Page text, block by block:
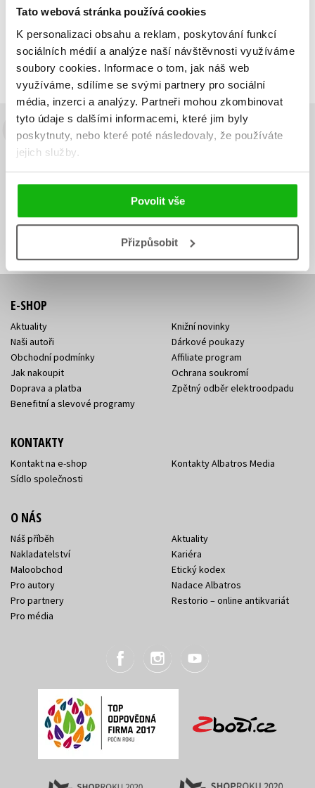
Tato webová stránka používá cookies
K personalizaci obsahu a reklam, poskytování funkcí
sociálních médií a analýze naší návštěvnosti využíváme
soubory cookies. Informace o tom, jak náš web
využíváme, sdílíme se svými partnery pro sociální
média, inzerci a analýzy. Partneři mohou zkombinovat
tyto údaje s dalšími informacemi, které jim byly
poskytnuty, nebo které poté následovaly, že používáte
jejich služby.
Povolit vše
Přizpůsobit
Zobraz záznamů
Zobrazuji 1 až 1 z celkem 1 záznamů
Předchozí 1 Další
Budete to vědět jako první!
souhlasíte se zpracováním osobních údajů
Vaše e-
mailová
Vaše e-
mailová
Vaše e-mailová adresa Přihlásit se
E-SHOP
Aktuality
Naši autoři
Obchodní podmínky
Jak nakoupit
Doprava a platba
Benefitní a slevové programy
Knižní novinky
Dárkové poukazy
Affiliate program
Ochrana soukromí
Zpětný odběr elektroodpadu
KONTAKTY
Kontakt na e-shop
Sídlo společnosti
Kontakty Albatros Media
O NÁS
Náš příběh
Nakladatelství
Maloobchod
Pro autory
Pro partnery
Pro média
Aktuality
Kariéra
Etický kodex
Nadace Albatros
Restorio – online antikvariát